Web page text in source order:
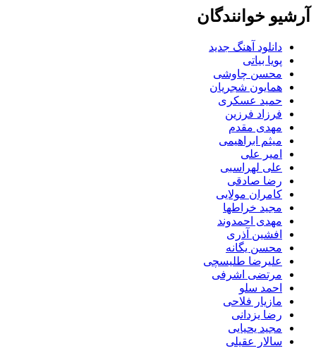
خوانندگان
دانلود آهنگ جدید
پویا بیاتی
محسن چاوشی
همایون شجریان
حمید عسکری
فرزاد فرزین
مهدی مقدم
میثم ابراهیمی
امیر علی
علی لهراسبی
رضا صادقی
کامران مولایی
مجید خراطها
مهدی احمدوند
افشین آذری
محسن یگانه
علیرضا طلیسچی
مرتضی اشرفی
احمد سلو
مازیار فلاحی
رضا یزدانی
مجید یحیایی
سالار عقیلی